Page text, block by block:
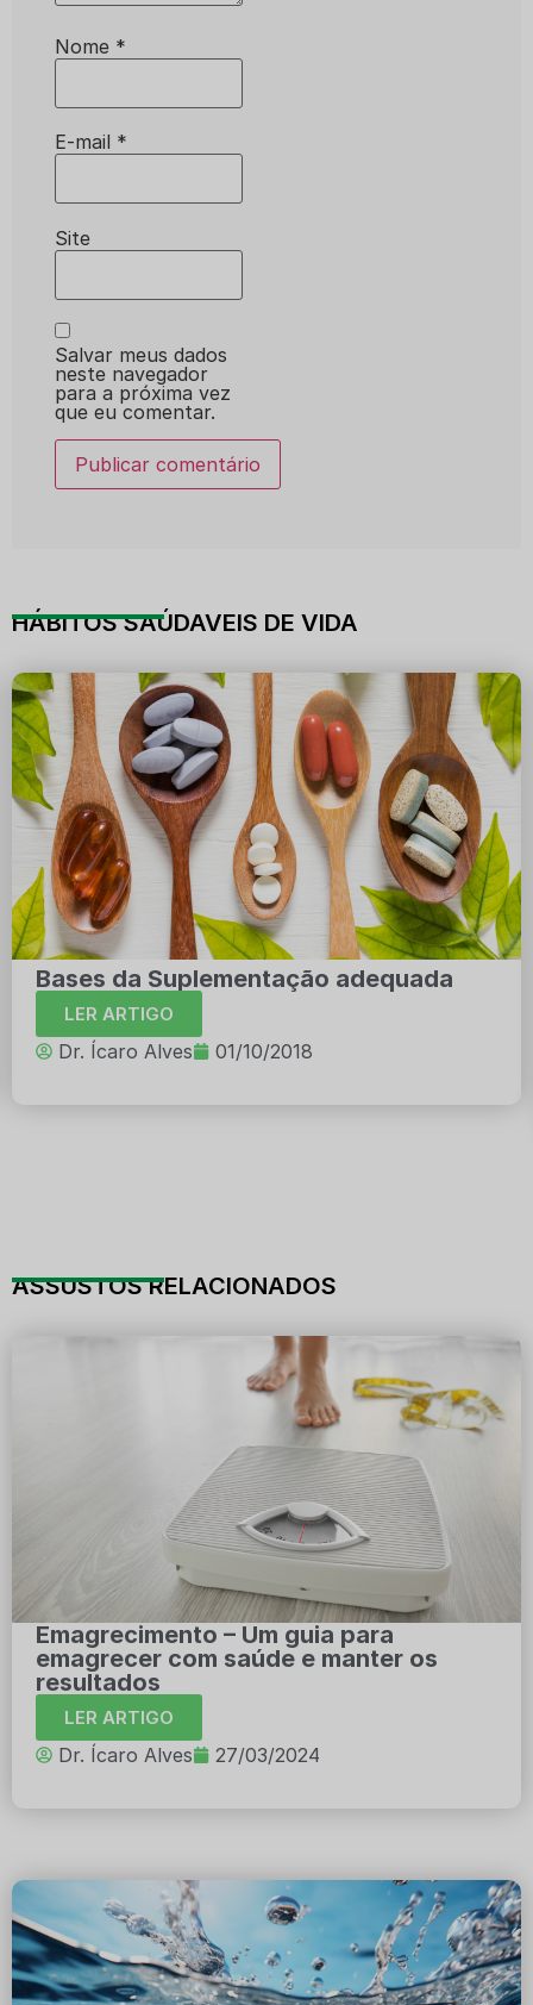
Nome *
E-mail *
Site
Salvar meus dados
neste navegador
para a próxima vez
que eu comentar.
HÁBITOS SAÚDAVEIS DE VIDA
Bases da Suplementação adequada
LER ARTIGO
Dr. Ícaro Alves 01/10/2018
ASSUSTOS RELACIONADOS
Emagrecimento – Um guia para
emagrecer com saúde e manter os
resultados
LER ARTIGO
Dr. Ícaro Alves 27/03/2024